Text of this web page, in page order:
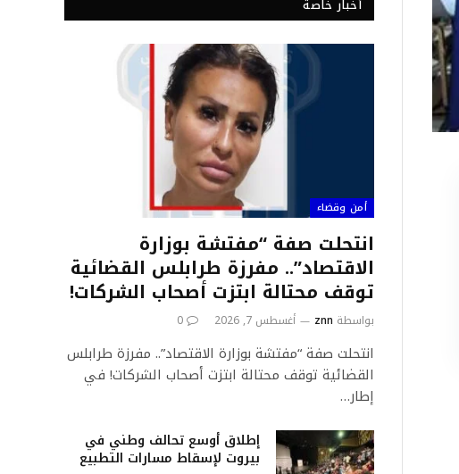
أخبار خاصة
أمن وقضاء
انتحلت صفة “مفتشة بوزارة
الاقتصاد”.. مفرزة طرابلس القضائية
توقف محتالة ابتزت أصحاب الشركات!
بواسطة znn أغسطس 7, 2026 0
انتحلت صفة “مفتشة بوزارة الاقتصاد”.. مفرزة طرابلس
القضائية توقف محتالة ابتزت أصحاب الشركات! في
إطار…
إطلاق أوسع تحالف وطني في
بيروت لإسقاط مسارات التطبيع